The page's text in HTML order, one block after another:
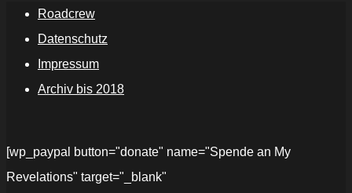
Roadcrew
Datenschutz
Impressum
Archiv bis 2018
[wp_paypal button="donate" name="Spende an My
Revelations" target="_blank"